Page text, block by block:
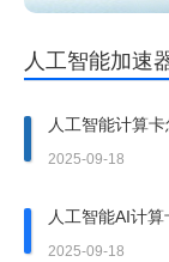
人工智能加速
人工智能计算
2025-09-18
人工智能AI计
2025-09-18